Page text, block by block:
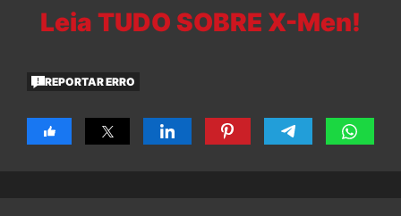
Leia TUDO SOBRE X-Men!
REPORTAR ERRO